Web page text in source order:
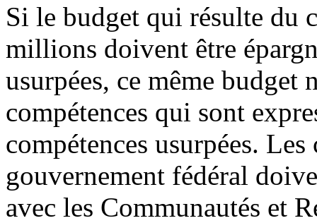
Si le budget qui résulte du
millions doivent être
usurpées, ce même budget
compétences qui sont
compétences usurpées.
gouvernement fédéral
avec les Communautés et